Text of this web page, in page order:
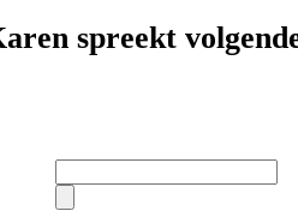
spreekt